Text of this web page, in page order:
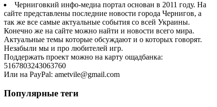
Черниговкий инфо-медиа портал основан в 2011 году. На
сайте представлены последние новости города Чернигов, а
так же все самые актуальные события со всей Украины.
Конечно же на сайте можно найти и новости всего мира.
Актуальные темы которые обсуждают и о которых говорят.
Незабыли мы и про любителей игр.
Поддержать проект можно на карту ощадбанка:
5167803243063760
Или на PayPal: ametvile@gmail.com
Популярные теги